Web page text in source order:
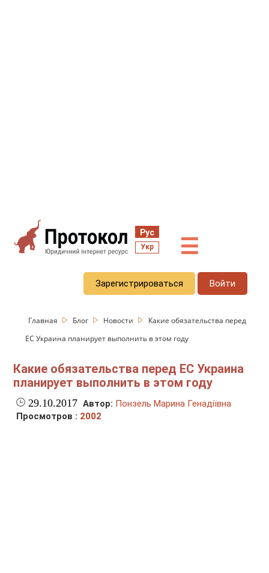
Рус
Укр ☰
Зарегистрироваться Войти
Главная Блог Новости
Какие обязательства перед
ЕС Украина планирует выполнить в этом году
Какие обязательства перед ЕС Украина
планирует выполнить в этом году
29.10.2017 Автор: Понзель Марина Генадіївна
Просмотров : 2002